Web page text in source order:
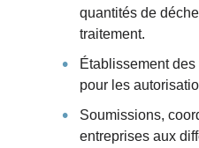
quantités de
traitement.
Établissement
pour les
Soumissions,
entreprises aux